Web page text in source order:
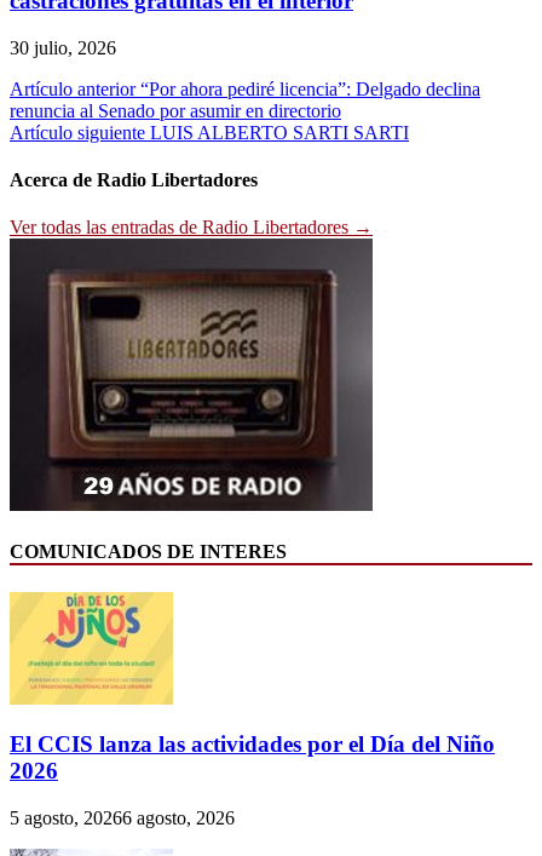
30 julio, 2026
Navegación
de
Artículo anterior “Por ahora pediré licencia”: Delgado declina
renuncia al Senado por asumir en directorio
Artículo siguiente LUIS ALBERTO SARTI SARTI
Acerca de Radio Libertadores
Ver todas las entradas de Radio Libertadores →
COMUNICADOS DE INTERES
El CCIS lanza las actividades por el Día del Niño
2026
5 agosto, 20266 agosto, 2026